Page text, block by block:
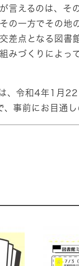
言えるのは、そ
の一方でその地
差点となる図書
みづくりによっ
、令和4年1月
事前にお目通し